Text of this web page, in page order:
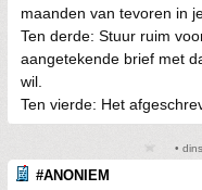
maanden van tevoren in
Ten derde: Stuur ruim
aangetekende brief met
wil.
Ten vierde: Het
•
#ANONIEM